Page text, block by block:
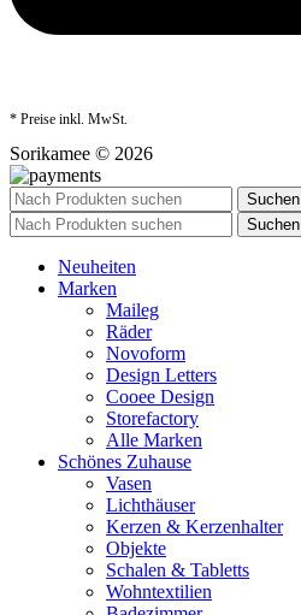
* Preise inkl. MwSt.
Sorikamee © 2026
Suchen
Suchen
Neuheiten
Marken
Maileg
Räder
Novoform
Design Letters
Cooee Design
Storefactory
Alle Marken
Schönes Zuhause
Vasen
Lichthäuser
Kerzen & Kerzenhalter
Objekte
Schalen & Tabletts
Wohntextilien